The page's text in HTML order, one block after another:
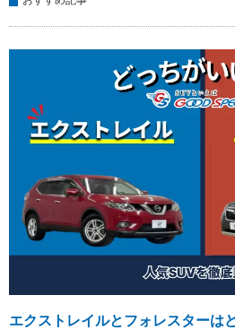
エクストレイルとフォレスターは